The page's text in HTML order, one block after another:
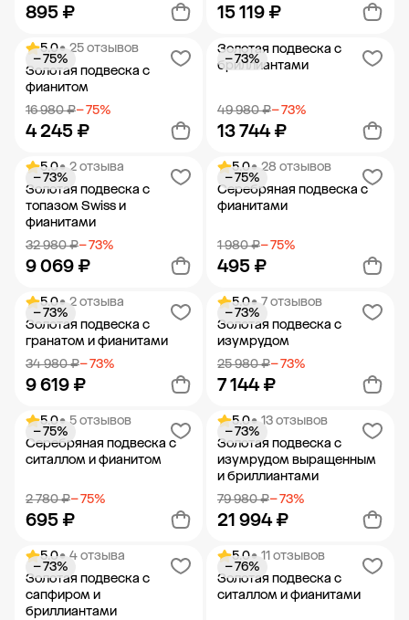
895 ₽
Добавить в корзину
15 119 ₽
Добавить в корзину
5.0• 25 отзывов
Золотая подвеска с
фианитом
16 980 ₽− 75%
4 245 ₽
− 75%
Добавить в корзину
Золотая подвеска с
бриллиантами
49 980 ₽− 73%
13 744 ₽
− 73%
Добавить в корзину
5.0• 2 отзыва
Золотая подвеска с
топазом Swiss и
фианитами
32 980 ₽− 73%
9 069 ₽
− 73%
Добавить в корзину
5.0• 28 отзывов
Серебряная подвеска с
фианитами
1 980 ₽− 75%
495 ₽
− 75%
Добавить в корзину
5.0• 2 отзыва
Золотая подвеска с
гранатом и фианитами
34 980 ₽− 73%
9 619 ₽
− 73%
Добавить в корзину
5.0• 7 отзывов
Золотая подвеска с
изумрудом
25 980 ₽− 73%
7 144 ₽
− 73%
Добавить в корзину
5.0• 5 отзывов
Серебряная подвеска с
ситаллом и фианитом
2 780 ₽− 75%
695 ₽
− 75%
Добавить в корзину
5.0• 13 отзывов
Золотая подвеска с
изумрудом выращенным
и бриллиантами
79 980 ₽− 73%
21 994 ₽
− 73%
Добавить в корзину
5.0• 4 отзыва
Золотая подвеска с
сапфиром и
бриллиантами
− 73%
5.0• 11 отзывов
Золотая подвеска с
ситаллом и фианитами
− 76%